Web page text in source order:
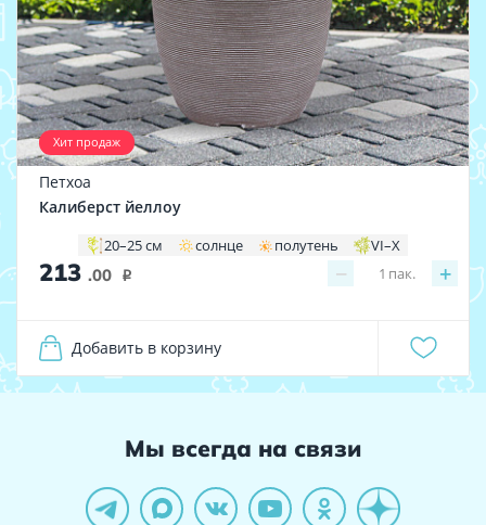
Хит продаж
Петхоа
Калиберст йеллоу
20–25 см солнце полутень VI–X
213 .00 i − +
1 пак.
Добавить в корзину
Мы всегда на связи